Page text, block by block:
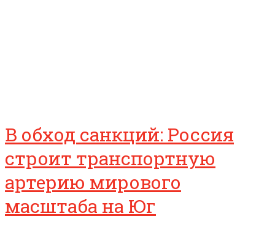
В обход санкций: Россия
строит транспортную
артерию мирового
масштаба на Юг